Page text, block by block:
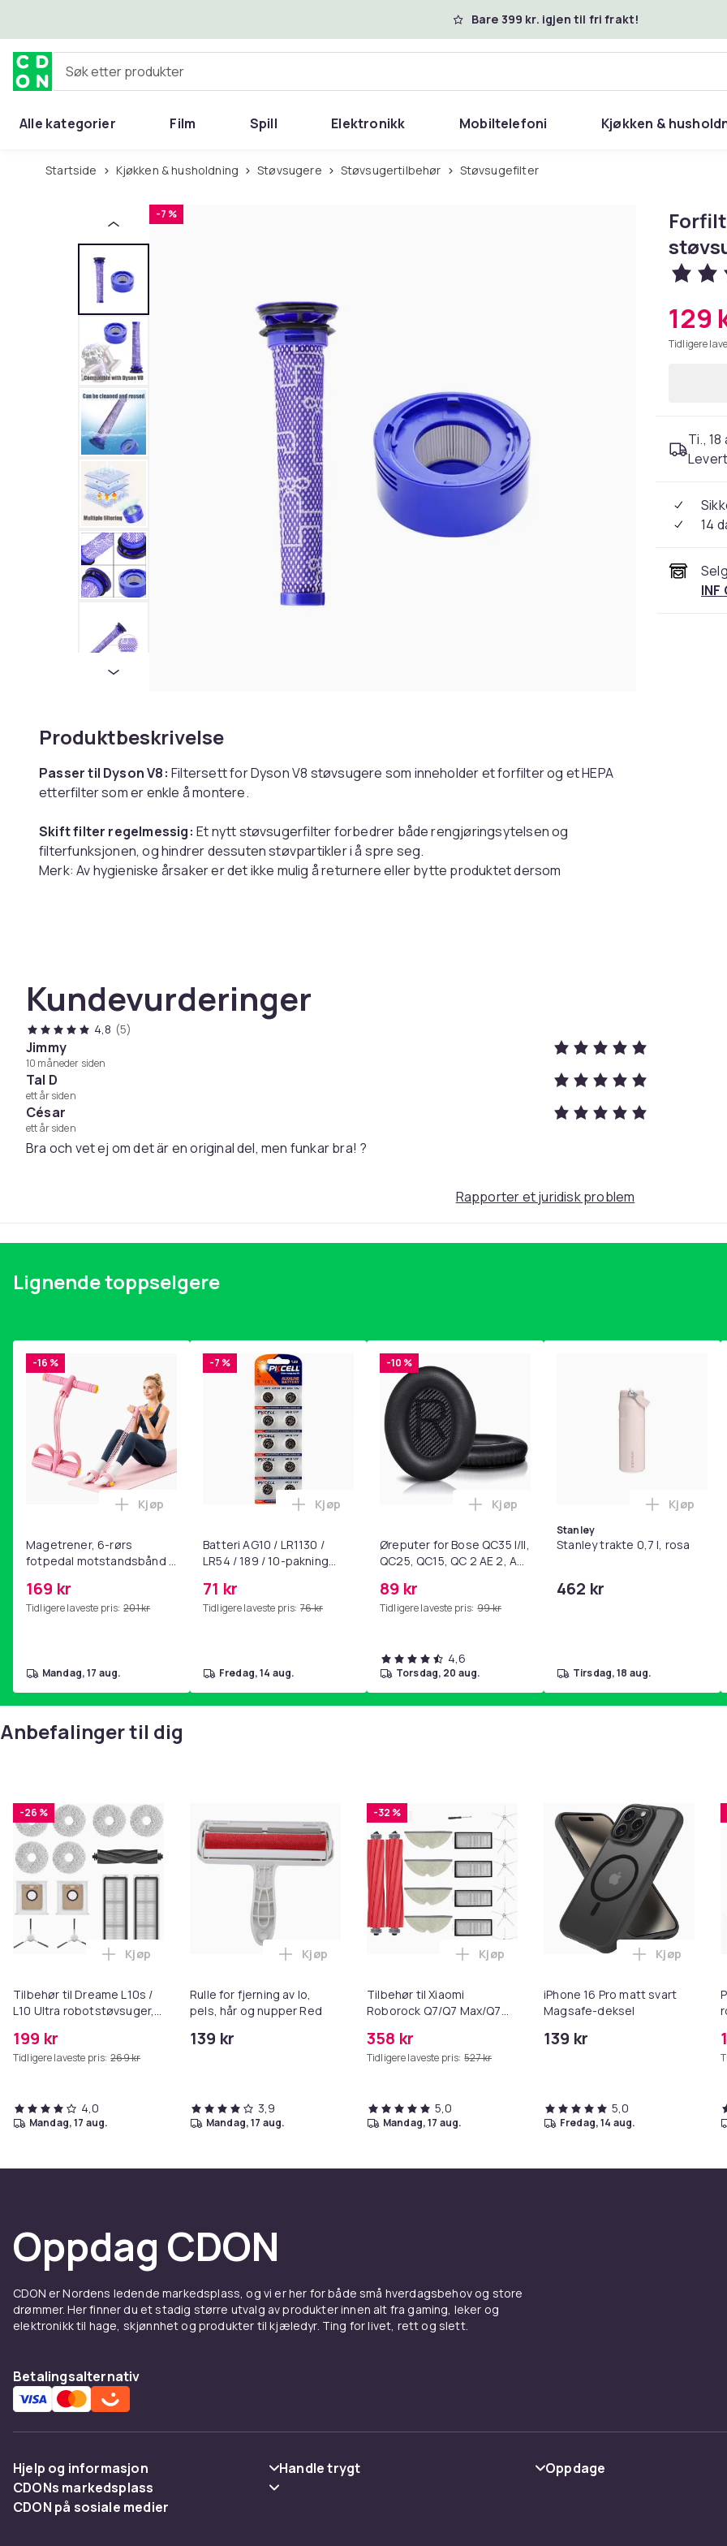
Bare 399 kr. igjen til fri frakt!
Søk etter produkter
Alle kategorier Film Spill Elektronikk Mobiltelefoni Kjøkken &
Startside Kjøkken & husholdning Støvsugere Støvsugertilbehør Støvsugefilter
-7 %
Produktbeskrivelse
Passer til Dyson V8: Filtersett for Dyson V8 støvsugere som inneholder et forfilter og et HEPA
etterfilter som er enkle å montere.
Skift filter regelmessig: Et nytt støvsugerfilter forbedrer både rengjøringsytelsen og
filterfunksjonen, og hindrer dessuten støvpartikler i å spre seg.
Merk: Av hygieniske årsaker er det ikke mulig å returnere eller bytte produktet dersom
Spesifikasjoner:
Farge: blå/lilla
Mål: 17 × 12 × 5 cm
Materiale: ABS, fiberduk
Kompatibel med: Dyson V8
Pakken inkluderer:
2 × støvsugerfilter (for- og etterfilter)
6d90c0d4-384b-4196-ac72-b5fd7039595a
Kundevurderinger
4,8 (5)
Jimmy
10 måneder siden
Tal D
ett år siden
César
ett år siden
Bra och vet ej om det är en original del, men funkar bra! ?
129
Tidligere
Ti.,
14
INF
Rapporter et juridisk problem
Lignende toppselgere
-16 %
Magetrener, 6-rørs
fotpedal motstandsbånd -
yoga og
hjemmegymnastikk Pink
169 kr
Tidligere laveste pris: 201 kr
Legg Magetrener, 6-rørs fotpedal motstandsbånd - mage- og kjernetrening, yoga og
Kjøp
mandag, 17 aug.
-7 %
Batteri AG10 / LR1130 /
LR54 / 189 / 10-pakning
71 kr
Tidligere laveste pris: 76 kr
Legg Batteri AG10 / LR1130 / LR54 / 189 / 10-pakning PKcell i
Kjøp
fredag, 14 aug.
-10 %
Øreputer for Bose QC35 I/II,
QC25, QC15, QC 2 AE 2, AE
SoundLink Black
89 kr
Tidligere laveste pris: 99 kr
Legg Øreputer for Bose QC35 I/II, QC25,
Kjøp
4,6
torsdag, 20 aug.
Stanley
Stanley trakte 0,7 l, rosa
462 kr
Legg
Kjøp
tirsdag, 18 aug.
Anbefalinger til dig
-26 %
Tilbehør til Dreame L10s /
L10 Ultra robotstøvsuger,
Ultra
199 kr
Tidligere laveste pris: 269 kr
Legg Tilbehør til Dreame L10s / L10 Ultra robotstøvsuger, 13 deler Dreame L10s / L10 Ultra i handlekurven
Kjøp
4,0
mandag, 17 aug.
Rulle for fjerning av lo,
pels, hår og nupper Red
139 kr
Legg Rulle for fjerning av lo, pels, hår og nupper Red i handlekurven
Kjøp
3,9
mandag, 17 aug.
-32 %
Tilbehør til Xiaomi
Roborock Q7/Q7 Max/Q7
Ultra
358 kr
Tidligere laveste pris: 527 kr
Legg Tilbehør til Xiaomi Roborock Q7/Q7
Kjøp
5,0
mandag, 17 aug.
iPhone 16 Pro matt svart
Magsafe-deksel
139 kr
Legg
Kjøp
5,0
fredag, 14 aug.
Oppdag CDON
CDON er Nordens ledende markedsplass, og vi er her for både små hverdagsbehov og store
drømmer. Her finner du et stadig større utvalg av produkter innen alt fra gaming, leker og
elektronikk til hage, skjønnhet og produkter til kjæledyr. Ting for livet, rett og slett.
Betalingsalternativ
Hjelp og informasjon
Vanlige spørsmål
Handle trygt
Oppdage
CDONs markedsplass
Merchant Help Center
CDON på sosiale medier